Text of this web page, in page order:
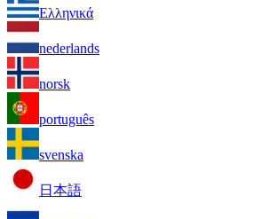
Ελληνικά
nederlands
norsk
português
svenska
日本語